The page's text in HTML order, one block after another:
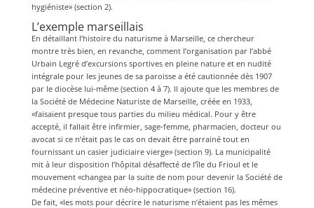
hygiéniste» (section 2).
L’exemple marseillais
En détaillant l’histoire du naturisme à Marseille, ce chercheur
montre très bien, en revanche, comment l’organisation par l’abbé
Urbain Legré d’excursions sportives en pleine nature et en nudité
intégrale pour les jeunes de sa paroisse a été cautionnée dès 1907
par le diocèse lui-même (section 4 à 7). Il ajoute que les membres de
la Société de Médecine Naturiste de Marseille, créée en 1933,
«faisaient presque tous parties du milieu médical. Pour y être
accepté, il fallait être infirmier, sage-femme, pharmacien, docteur ou
avocat si ce n’était pas le cas on devait être parrainé tout en
fournissant un casier judiciaire vierge» (section 9). La municipalité
mit à leur disposition l’hôpital désaffecté de l’île du Frioul et le
mouvement «changea par la suite de nom pour devenir la Société de
médecine préventive et néo-hippocratique» (section 16).
De fait, «les mots pour décrire le naturisme n’étaient pas les mêmes